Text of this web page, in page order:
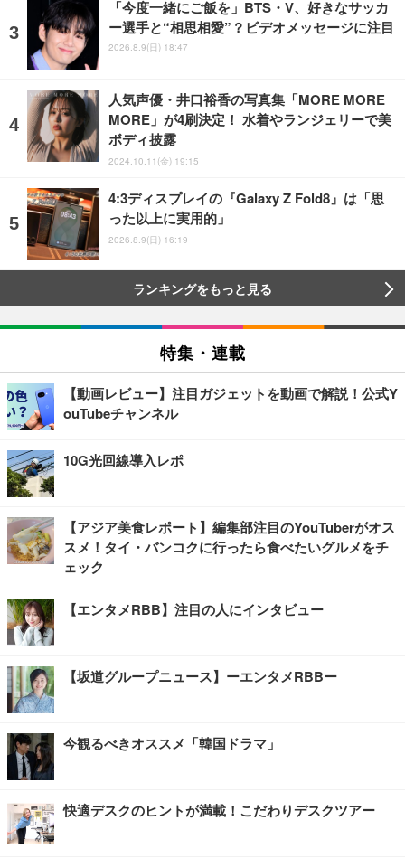
「今度一緒にご飯を」BTS・V、好きなサッカ
ー選手と“相思相愛”？ビデオメッセージに注目
2026.8.9(日) 18:47
人気声優・井口裕香の写真集「MORE MORE
MORE」が4刷決定！ 水着やランジェリーで美
ボディ披露
2024.10.11(金) 19:15
4:3ディスプレイの『Galaxy Z Fold8』は「思
った以上に実用的」
2026.8.9(日) 16:19
ランキングをもっと見る
特集・連載
【動画レビュー】注目ガジェットを動画で解説！公式Y
ouTubeチャンネル
10G光回線導入レポ
【アジア美食レポート】編集部注目のYouTuberがオス
スメ！タイ・バンコクに行ったら食べたいグルメをチ
ェック
【エンタメRBB】注目の人にインタビュー
【坂道グループニュース】ーエンタメRBBー
今観るべきオススメ「韓国ドラマ」
快適デスクのヒントが満載！こだわりデスクツアー